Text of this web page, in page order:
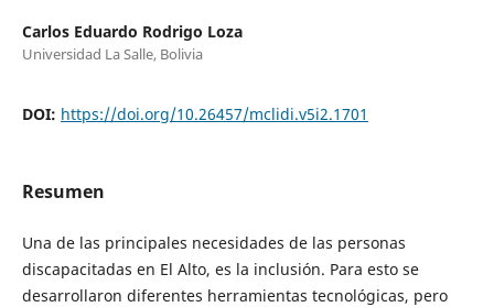
Carlos Eduardo Rodrigo Loza
Universidad La Salle, Bolivia
DOI: https://doi.org/10.26457/mclidi.v5i2.1701
Resumen
Una de las principales necesidades de las personas
discapacitadas en El Alto, es la inclusión. Para esto se
desarrollaron diferentes herramientas tecnológicas, pero